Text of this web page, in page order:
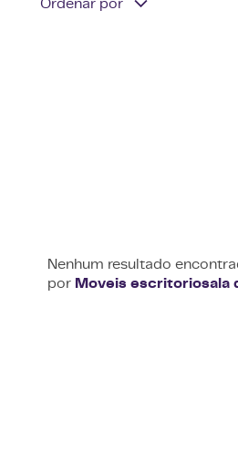
Nenhum resultado
por Moveis escritoriosala